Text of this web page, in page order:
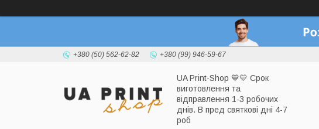
+380 (50) 562-62-82 +380 (99) 946-59-67
UA Print-Shop ​💙💛 Срок
виготовлення та
відправлення 1-3 робочих
днів. В пред святкові дні 4-7
роб